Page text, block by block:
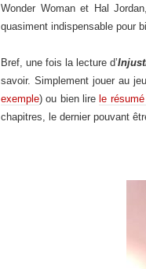
Wonder Woman et Hal
quasiment indispensable pour
Bref, une fois la lecture d’
savoir. Simplement jouer au
exemple) ou bien lirele
chapitres, le dernier pouvant